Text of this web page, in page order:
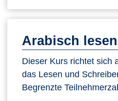
Arabisch
Dieser Kurs richtet sich
das Lesen und
Begrenzte